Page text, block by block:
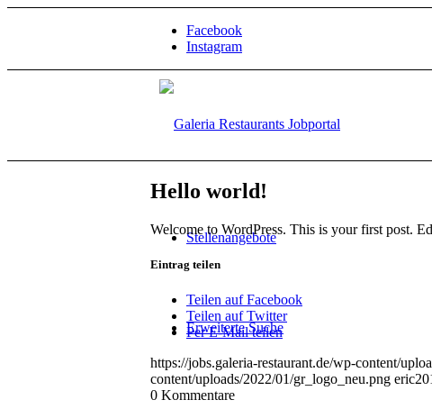
Facebook
Instagram
Stellenangebote
Erweiterte Suche
Hello world!
Welcome to WordPress. This is your first post.
Eintrag teilen
Teilen auf Facebook
Teilen auf Twitter
Per E-Mail teilen
https://jobs.galeria-restaurant.de/wp-content/
content/uploads/2022/01/gr_logo_neu.png eric
0 Kommentare